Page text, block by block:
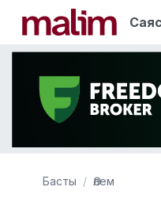
Басты Әлем